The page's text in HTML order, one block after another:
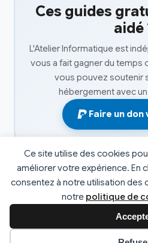
Ce site utilise des cookies
améliorer votre expérience. En
consentez à notre utilisation des
notre politique de
Préférences des cookies
Ces guides
aidé
L'Atelier Informatique est
vous a fait gagner du temps
vous pouvez soutenir
hébergement avec un
Faire un don
© 2026 L'atelier
Fabrice